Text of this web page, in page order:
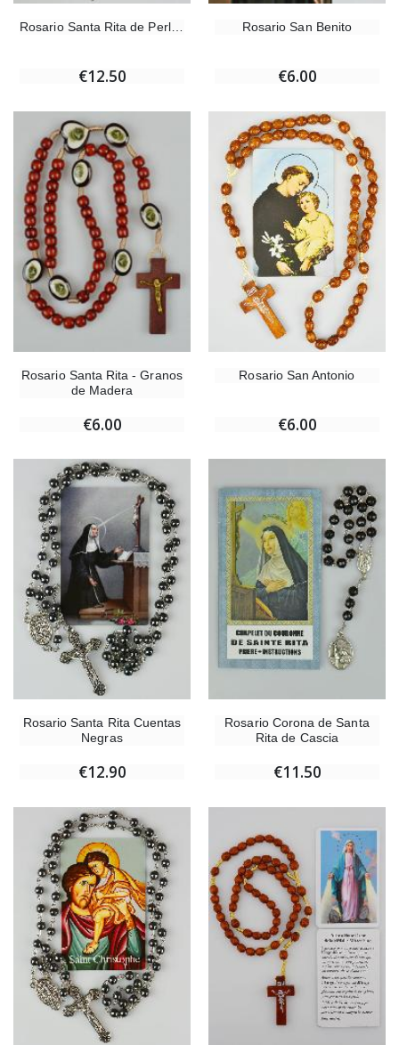
Rosario Santa Rita de Perlas
€12.50
Rosario San Benito
€6.00
Rosario Santa Rita - Granos
de Madera
€6.00
Rosario San Antonio
€6.00
Rosario Santa Rita Cuentas
Negras
€12.90
Rosario Corona de Santa
Rita de Cascia
€11.50